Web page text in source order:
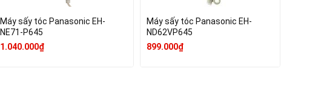
Máy sấy tóc Panasonic EH-
NE71-P645
1.040.000₫
Máy sấy tóc Panasonic EH-
ND62VP645
899.000₫